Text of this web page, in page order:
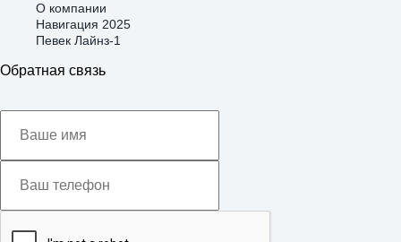
О компании
Навигация 2025
Певек Лайнз-1
Обратная связь